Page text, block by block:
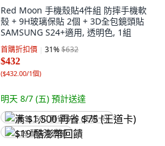
Red Moon 手機殼貼4件組 防摔手機軟
殼 + 9H玻璃保貼 2個 + 3D全包鏡頭貼
SAMSUNG S24+適用, 透明色, 1組
首購折扣價 31%$632
$432
($432.00/1個)
明天 8/7 (五) 預計送達
满 $1,500 再省 $75 (王道卡)
$19 酷澎幣回饋